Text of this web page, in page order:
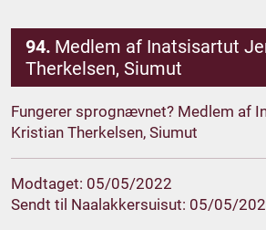
94. Medlem af Inatsisartut
Therkelsen, Siumut
Fungerer sprognævnet? Medlem af
Kristian Therkelsen, Siumut
Modtaget: 05/05/2022
Sendt til Naalakkersuisut: 05/05/